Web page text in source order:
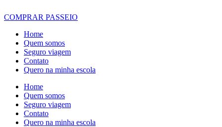
COMPRAR PASSEIO
Home
Quem somos
Seguro viagem
Contato
Quero na minha escola
Home
Quem somos
Seguro viagem
Contato
Quero na minha escola